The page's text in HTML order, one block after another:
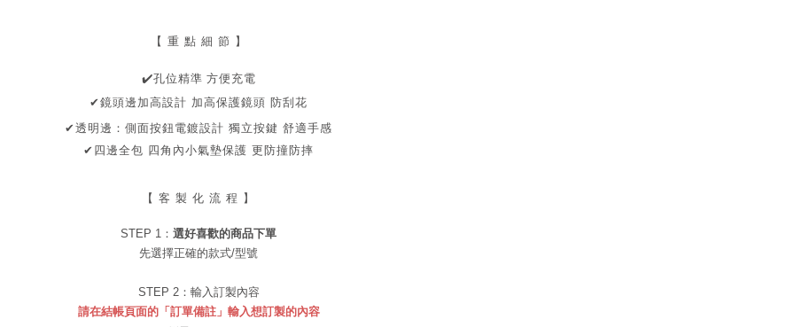
【 重 點 細 節 】
✔孔位精準 方便充電
✔鏡頭邊加高設計 加高保護鏡頭 防刮花
✔透明邊：側面按鈕電鍍設計 獨立按鍵 舒適手感
✔ 四邊全包 四角內小氣墊保護 更防撞防摔
【 客 製 化 流 程 】
STEP 1： 選好喜歡的商品下單
先選擇正確的款式/型號
STEP 2： 輸入訂製內容
請在結帳頁面的「訂單備註」輸入想訂製的內容